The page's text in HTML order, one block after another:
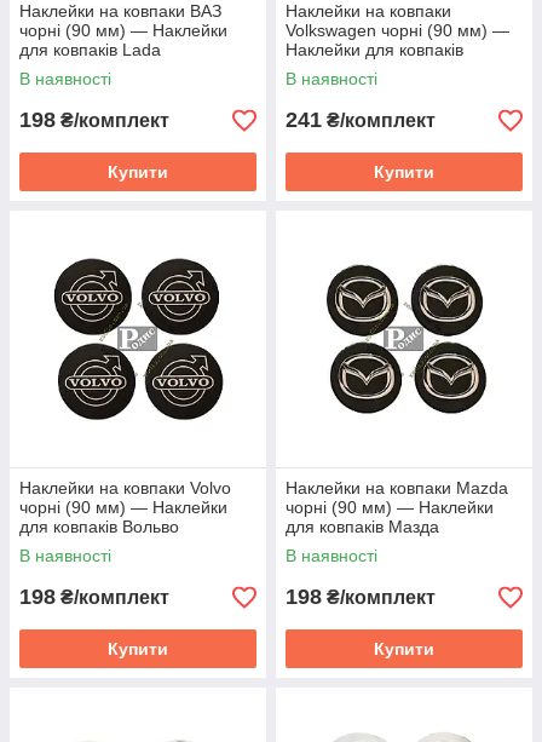
Наклейки на ковпаки ВАЗ
чорні (90 мм) — Наклейки
для ковпаків Lada
В наявності
198 ₴/комплект
Купити
Наклейки на ковпаки
Volkswagen чорні (90 мм) —
Наклейки для ковпаків
Фольксваген
В наявності
241 ₴/комплект
Купити
Наклейки на ковпаки Volvo
чорні (90 мм) — Наклейки
для ковпаків Вольво
В наявності
198 ₴/комплект
Купити
Наклейки на ковпаки Mazda
чорні (90 мм) — Наклейки
для ковпаків Мазда
В наявності
198 ₴/комплект
Купити